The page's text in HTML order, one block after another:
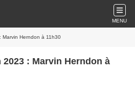
MENU
Marvin Herndon à 11h30